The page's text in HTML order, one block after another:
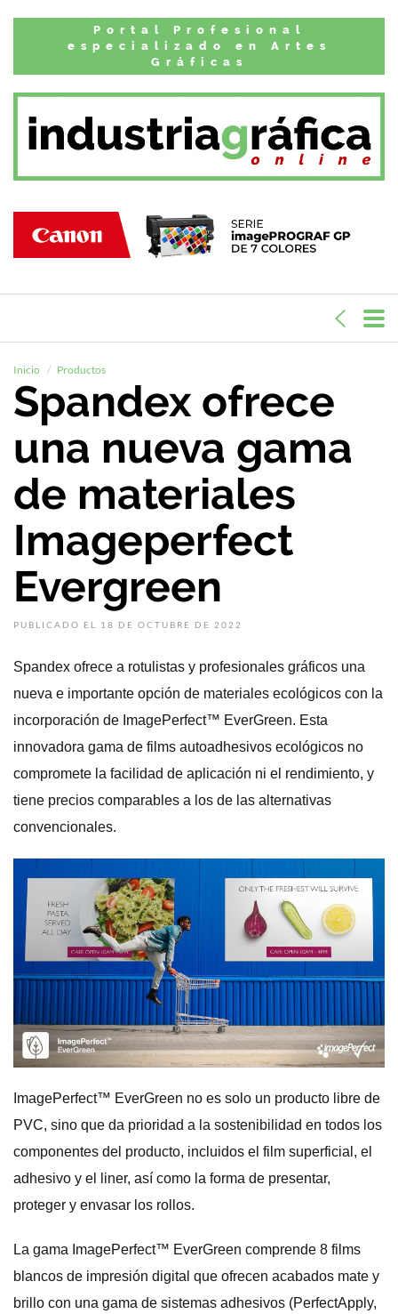
Portal Profesional
especializado en Artes
Gráficas
Inicio Productos
Spandex ofrece
una nueva gama
de materiales
Imageperfect
Evergreen
PUBLICADO EL 18 DE OCTUBRE DE 2022
Spandex ofrece a rotulistas y profesionales gráficos una
nueva e importante opción de materiales ecológicos con la
incorporación de ImagePerfect™ EverGreen. Esta
innovadora gama de films autoadhesivos ecológicos no
compromete la facilidad de aplicación ni el rendimiento, y
tiene precios comparables a los de las alternativas
convencionales.
ImagePerfect™ EverGreen no es solo un producto libre de
PVC, sino que da prioridad a la sostenibilidad en todos los
componentes del producto, incluidos el film superficial, el
adhesivo y el liner, así como la forma de presentar,
proteger y envasar los rollos.
La gama ImagePerfect™ EverGreen comprende 8 films
blancos de impresión digital que ofrecen acabados mate y
brillo con una gama de sistemas adhesivos (PerfectApply,